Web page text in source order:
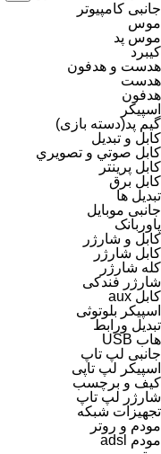
جانبی کامپیوتر
موس
موس پد
کیبرد
هدست و هدفون
هدست
هدفون
اسپیکر
گیم پد(دسته بازی)
کابل و تبدیل
كابل صوتي و تصويري
کابل پرینتر
کابل برق
تبدیل ها
جانبی موبایل
پاوربانک
کابل و شارژر
کابل شارژر
کله شارژر
شارژر فندکی
کابل aux
اسپیکر بلوتوثی
تبدیل ورابط
هاب USB
جانبی لپ تاپ
اسپیکر لپ تاپی
کیف و برچسب
شارژر لپ تاپ
تجهیزات شبکه
مودم و روتر
مودم adsl